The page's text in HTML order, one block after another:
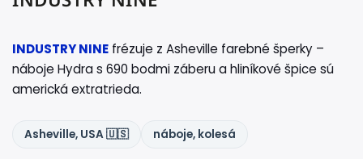
INDUSTRY NINE frézuje z Asheville farebné šperky –
náboje Hydra s 690 bodmi záberu a hliníkové špice sú
americká extratrieda.
Asheville, USA 🇺🇸 náboje, kolesá